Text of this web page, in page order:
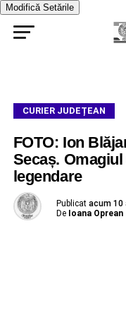
Modifică Setările
CURIER JUDEȚEAN
FOTO: Ion
Secaș.
legendare
Publicat acum 10
De Ioana Oprean